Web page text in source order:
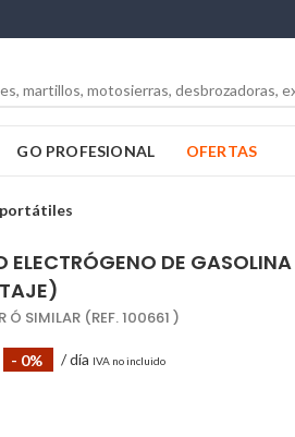
GO PROFESIONAL OFERTAS
ELECTRÓGENO DE
SIMILAR (REF. 100661 )
- 0% / día IVA no incluido